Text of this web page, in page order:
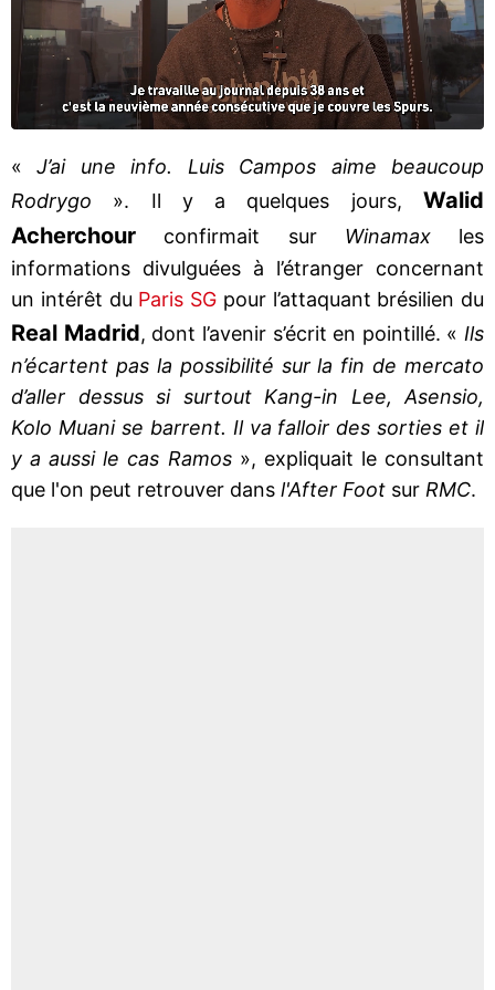
«J’ai une info. Luis Campos aime beaucoup
Rodrygo ». Il y a quelques jours, Walid
Acherchour confirmait sur Winamax les
informations divulguées à l’étranger concernant
un intérêt du Paris SG pour l’attaquant brésilien du
Real Madrid, dont l’avenir s’écrit en pointillé. « Ils
n’écartent pas la possibilité sur la fin de mercato
d’aller dessus si surtout Kang-in Lee, Asensio,
Kolo Muani se barrent. Il va falloir des sorties et il
y a aussi le cas Ramos», expliquait le consultant
que l'on peut retrouver dans l'After Foot sur RMC.